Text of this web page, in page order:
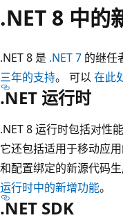
.NET 8 中的
.NET 8 是 .NET 7 的继任
三年的支持。 可以 在此
.NET 运行时
.NET 8 运行时包括对性
它还包括适用于移动应
和配置绑定的新源代码
运行时中的新增功能。
.NET SDK